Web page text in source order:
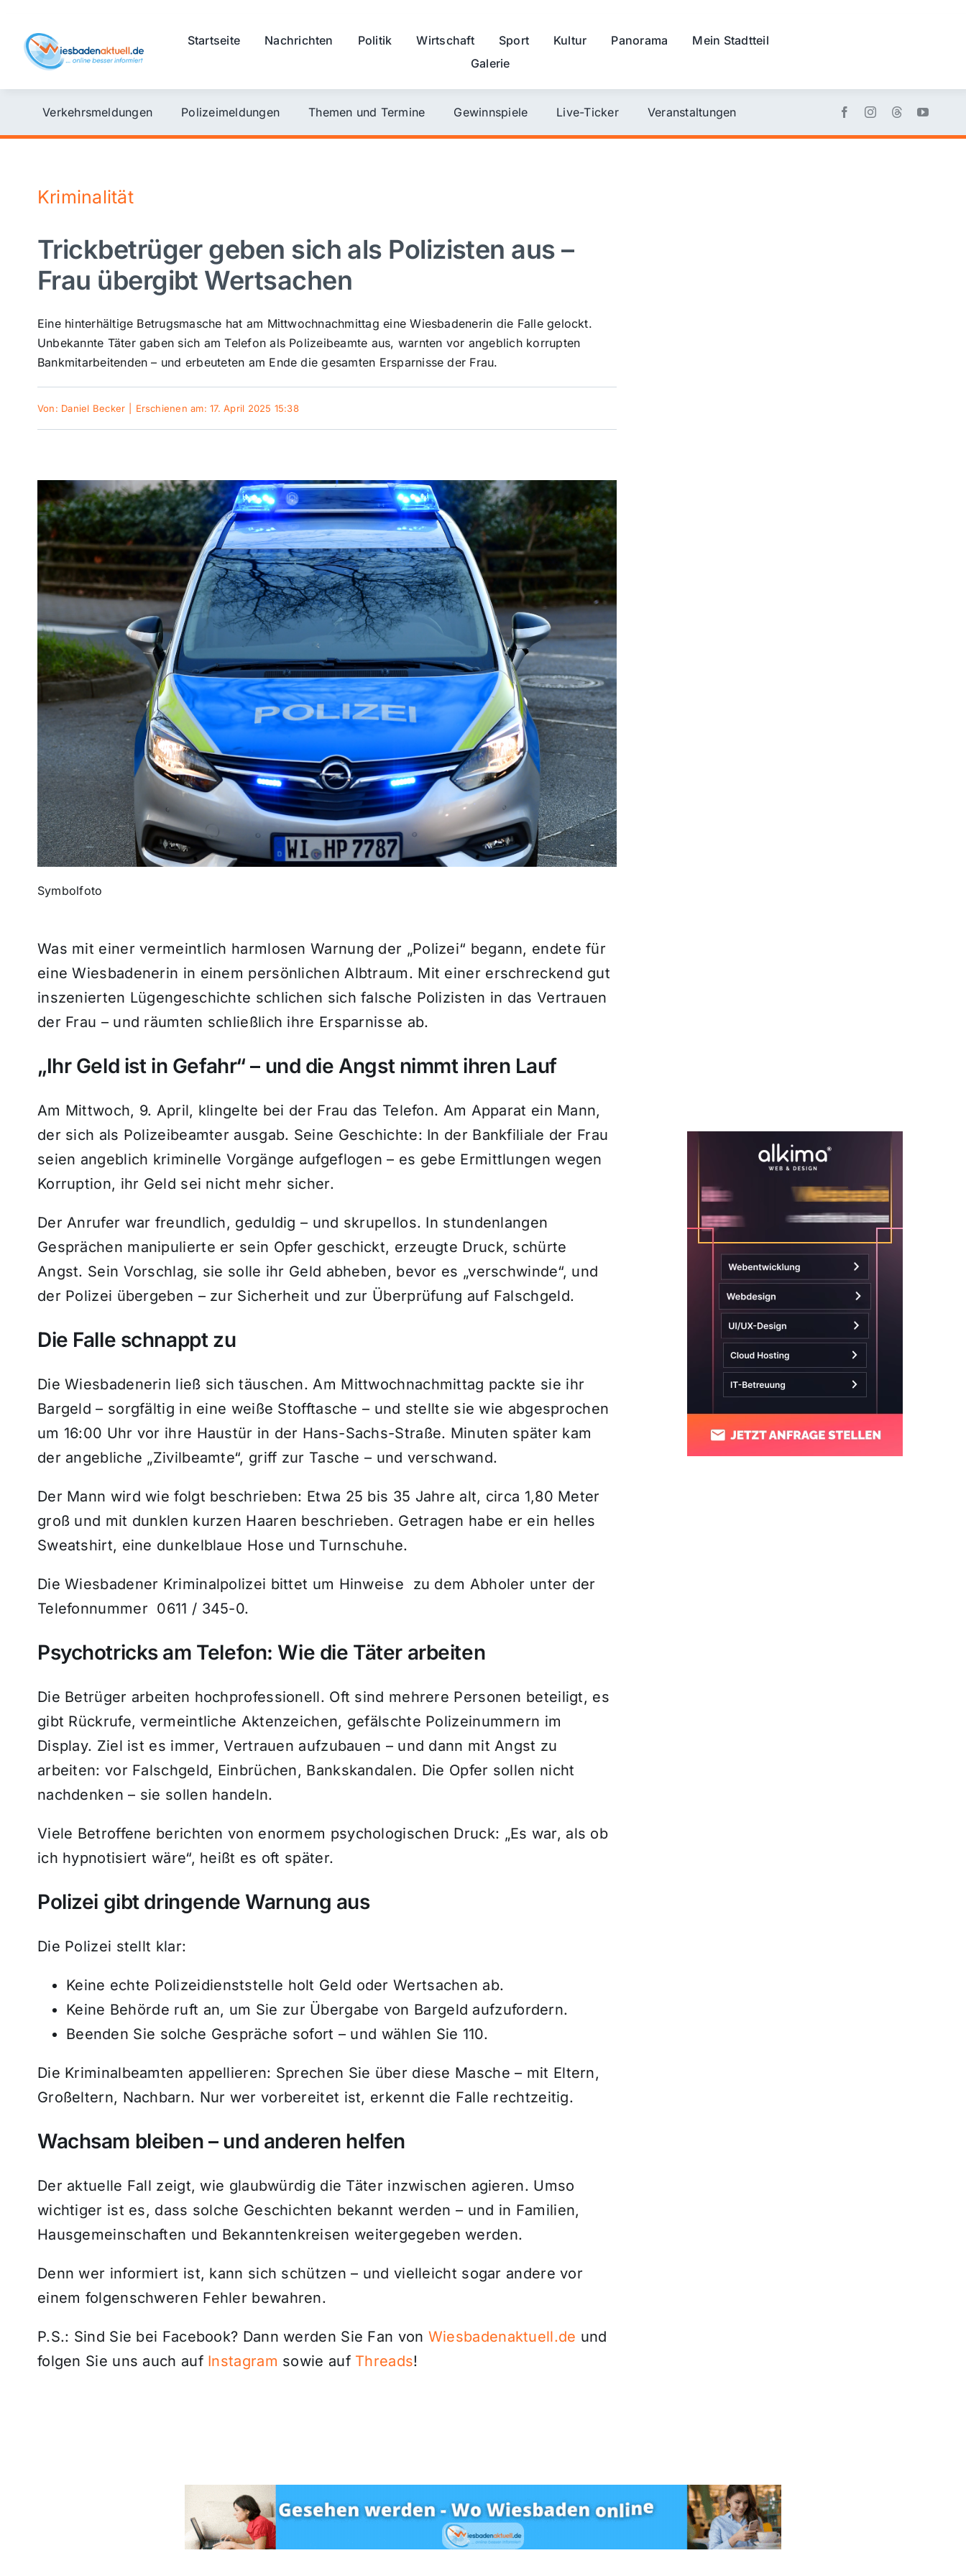
content
Startseite Nachrichten Politik Wirtschaft Sport Kultur Panorama
Mein Stadtteil
Galerie
Verkehrsmeldungen Polizeimeldungen Themen und Termine Gewinnspiele Live-Ticker Veranstaltungen
Kriminalität
Trickbetrüger geben sich als Polizisten aus –
Frau übergibt Wertsachen
Eine hinterhältige Betrugsmasche hat am Mittwochnachmittag eine Wiesbadenerin die Falle gelockt.
Unbekannte Täter gaben sich am Telefon als Polizeibeamte aus, warnten vor angeblich korrupten
Bankmitarbeitenden – und erbeuteten am Ende die gesamten Ersparnisse der Frau.
Von: Daniel Becker Erschienen am: 17. April 2025 15:38
Symbolfoto
Was mit einer vermeintlich harmlosen Warnung der „Polizei“ begann, endete für
eine Wiesbadenerin in einem persönlichen Albtraum. Mit einer erschreckend gut
inszenierten Lügengeschichte schlichen sich falsche Polizisten in das Vertrauen
der Frau – und räumten schließlich ihre Ersparnisse ab.
„Ihr Geld ist in Gefahr“ – und die Angst nimmt ihren Lauf
Am Mittwoch, 9. April, klingelte bei der Frau das Telefon. Am Apparat ein Mann,
der sich als Polizeibeamter ausgab. Seine Geschichte: In der Bankfiliale der Frau
seien angeblich kriminelle Vorgänge aufgeflogen – es gebe Ermittlungen wegen
Korruption, ihr Geld sei nicht mehr sicher.
Der Anrufer war freundlich, geduldig – und skrupellos. In stundenlangen
Gesprächen manipulierte er sein Opfer geschickt, erzeugte Druck, schürte
Angst. Sein Vorschlag, sie solle ihr Geld abheben, bevor es „verschwinde“, und
der Polizei übergeben – zur Sicherheit und zur Überprüfung auf Falschgeld.
Die Falle schnappt zu
Die Wiesbadenerin ließ sich täuschen. Am Mittwochnachmittag packte sie ihr
Bargeld – sorgfältig in eine weiße Stofftasche – und stellte sie wie abgesprochen
um 16:00 Uhr vor ihre Haustür in der Hans-Sachs-Straße. Minuten später kam
der angebliche „Zivilbeamte“, griff zur Tasche – und verschwand.
Der Mann wird wie folgt beschrieben: Etwa 25 bis 35 Jahre alt, circa 1,80 Meter
groß und mit dunklen kurzen Haaren beschrieben. Getragen habe er ein helles
Sweatshirt, eine dunkelblaue Hose und Turnschuhe.
Die Wiesbadener Kriminalpolizei bittet um Hinweise zu dem Abholer unter der
Telefonnummer 0611 / 345-0.
Psychotricks am Telefon: Wie die Täter arbeiten
Die Betrüger arbeiten hochprofessionell. Oft sind mehrere Personen beteiligt, es
gibt Rückrufe, vermeintliche Aktenzeichen, gefälschte Polizeinummern im
Display. Ziel ist es immer, Vertrauen aufzubauen – und dann mit Angst zu
arbeiten: vor Falschgeld, Einbrüchen, Bankskandalen. Die Opfer sollen nicht
nachdenken – sie sollen handeln.
Viele Betroffene berichten von enormem psychologischen Druck: „Es war, als ob
ich hypnotisiert wäre“, heißt es oft später.
Polizei gibt dringende Warnung aus
Die Polizei stellt klar:
Keine echte Polizeidienststelle holt Geld oder Wertsachen ab.
Keine Behörde ruft an, um Sie zur Übergabe von Bargeld aufzufordern.
Beenden Sie solche Gespräche sofort – und wählen Sie 110.
Die Kriminalbeamten appellieren: Sprechen Sie über diese Masche – mit Eltern,
Großeltern, Nachbarn. Nur wer vorbereitet ist, erkennt die Falle rechtzeitig.
Wachsam bleiben – und anderen helfen
Der aktuelle Fall zeigt, wie glaubwürdig die Täter inzwischen agieren. Umso
wichtiger ist es, dass solche Geschichten bekannt werden – und in Familien,
Hausgemeinschaften und Bekanntenkreisen weitergegeben werden.
Denn wer informiert ist, kann sich schützen – und vielleicht sogar andere vor
einem folgenschweren Fehler bewahren.
P.S.: Sind Sie bei Facebook? Dann werden Sie Fan von Wiesbadenaktuell.de und
folgen Sie uns auch auf Instagram sowie auf Threads!